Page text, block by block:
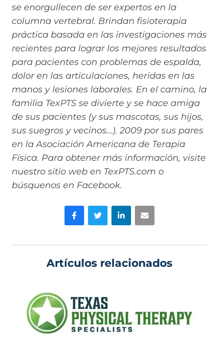
se enorgullecen de ser expertos en la
columna vertebral. Brindan fisioterapia
práctica basada en las investigaciones más
recientes para lograr los mejores resultados
para pacientes con problemas de espalda,
dolor en las articulaciones, heridas en las
manos y lesiones laborales. En el camino, la
familia TexPTS se divierte y se hace amiga
de sus pacientes (y sus mascotas, sus hijos,
sus suegros y vecinos...). 2009 por sus pares
en la Asociación Americana de Terapia
Física. Para obtener más información, visite
nuestro sitio web en TexPTS.com o
búsquenos en Facebook.
Facebook
Gorjeo LinkedInCorreo electrónico
Artículos relacionados